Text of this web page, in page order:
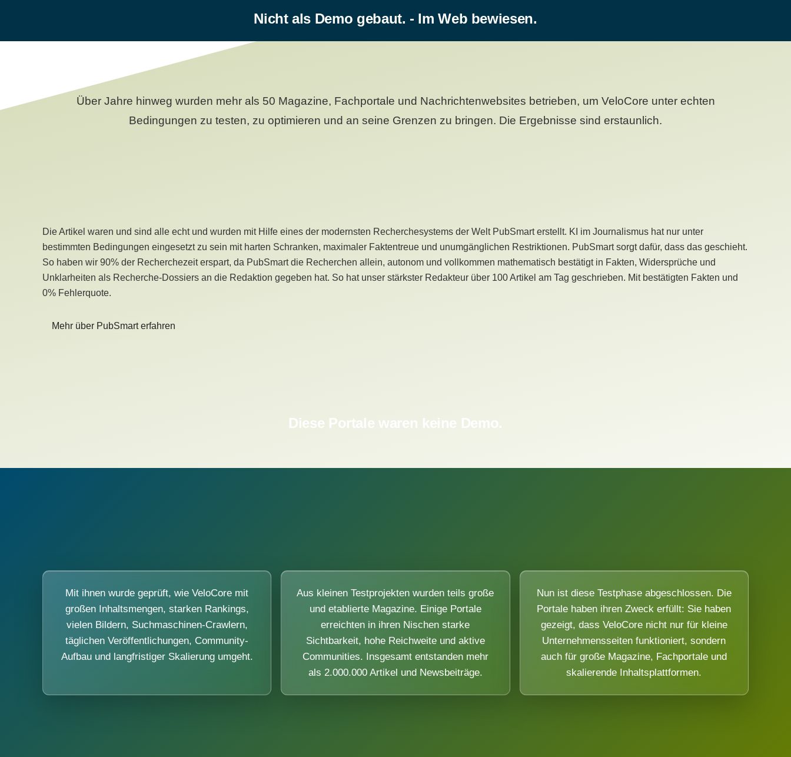
Nicht als Demo gebaut. - Im Web bewiesen.
Über Jahre hinweg wurden mehr als 50 Magazine, Fachportale und Nachrichtenwebsites betrieben, um VeloCore unter echten
Bedingungen zu testen, zu optimieren und an seine Grenzen zu bringen. Die Ergebnisse sind erstaunlich.
Die Artikel waren und sind alle echt und wurden mit Hilfe eines der modernsten Recherchesystems der Welt PubSmart erstellt. KI im Journalismus hat nur unter
bestimmten Bedingungen eingesetzt zu sein mit harten Schranken, maximaler Faktentreue und unumgänglichen Restriktionen. PubSmart sorgt dafür, dass das geschieht.
So haben wir 90% der Recherchezeit erspart, da PubSmart die Recherchen allein, autonom und vollkommen mathematisch bestätigt in Fakten, Widersprüche und
Unklarheiten als Recherche-Dossiers an die Redaktion gegeben hat. So hat unser stärkster Redakteur über 100 Artikel am Tag geschrieben. Mit bestätigten Fakten und
0% Fehlerquote.
Mehr über PubSmart erfahren
Diese Portale waren keine Demo.
Mit ihnen wurde geprüft, wie VeloCore mit
großen Inhaltsmengen, starken Rankings,
vielen Bildern, Suchmaschinen-Crawlern,
täglichen Veröffentlichungen, Community-
Aufbau und langfristiger Skalierung umgeht.
Aus kleinen Testprojekten wurden teils große
und etablierte Magazine. Einige Portale
erreichten in ihren Nischen starke
Sichtbarkeit, hohe Reichweite und aktive
Communities. Insgesamt entstanden mehr
als 2.000.000 Artikel und Newsbeiträge.
Nun ist diese Testphase abgeschlossen. Die
Portale haben ihren Zweck erfüllt: Sie haben
gezeigt, dass VeloCore nicht nur für kleine
Unternehmensseiten funktioniert, sondern
auch für große Magazine, Fachportale und
skalierende Inhaltsplattformen.